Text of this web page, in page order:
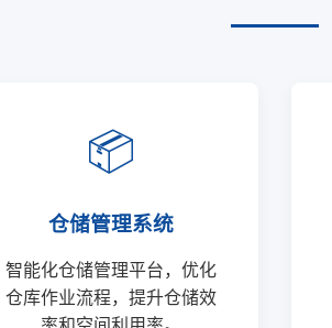
📦
仓储管理系统
智能化仓储管理平台，优化
仓库作业流程，提升仓储效